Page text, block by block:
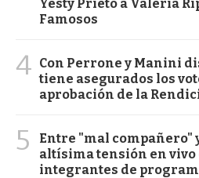
Yesty Prieto a Valeria
Famosos
4 Con Perrone y Manini
tiene asegurados los
aprobación de la
5
Entre "mal compañero"
altísima tensión en vivo
integrantes de